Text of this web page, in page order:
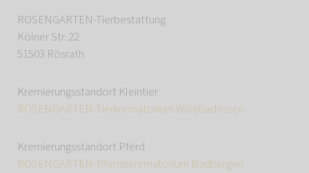
ROSENGARTEN-Tierbestattung
Kölner Str. 22
51503 Rösrath
Kremierungsstandort Kleintier
ROSENGARTEN-Tierkrematorium Willebadessen
Kremierungsstandort Pferd
ROSENGARTEN-Pferdekrematorium Badbergen